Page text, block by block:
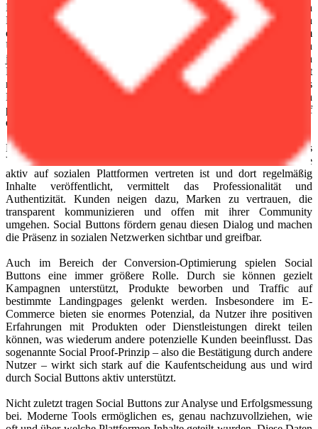
Ein großer Vorteil von Social Buttons liegt in ihrer unkomplizierten
Nutzung. Besucher einer Website müssen keine URLs kopieren
oder separate Apps öffnen, um Inhalte zu teilen oder einem
Unternehmen zu folgen. Stattdessen genügt ein Klick auf den
jeweiligen Button, um beispielsweise einen interessanten
Blogbeitrag mit dem eigenen Netzwerk zu teilen. Das fördert nicht
nur die Reichweite, sondern kann auch die Interaktionsrate und das
Engagement steigern. Inhalte, die oft geteilt werden, erzeugen ein
positives Signal für Suchmaschinen, was sich wiederum positiv auf
das Ranking auswirken kann.
Darüber hinaus stärken Social Buttons die Markenbindung und das
Vertrauen der Nutzer. Wenn Besucher sehen, dass eine Website
aktiv auf sozialen Plattformen vertreten ist und dort regelmäßig
Inhalte veröffentlicht, vermittelt das Professionalität und
Authentizität. Kunden neigen dazu, Marken zu vertrauen, die
transparent kommunizieren und offen mit ihrer Community
umgehen. Social Buttons fördern genau diesen Dialog und machen
die Präsenz in sozialen Netzwerken sichtbar und greifbar.
Auch im Bereich der Conversion-Optimierung spielen Social
Buttons eine immer größere Rolle. Durch sie können gezielt
Kampagnen unterstützt, Produkte beworben und Traffic auf
bestimmte Landingpages gelenkt werden. Insbesondere im E-
Commerce bieten sie enormes Potenzial, da Nutzer ihre positiven
Erfahrungen mit Produkten oder Dienstleistungen direkt teilen
können, was wiederum andere potenzielle Kunden beeinflusst. Das
sogenannte Social Proof-Prinzip – also die Bestätigung durch andere
Nutzer – wirkt sich stark auf die Kaufentscheidung aus und wird
durch Social Buttons aktiv unterstützt.
Nicht zuletzt tragen Social Buttons zur Analyse und Erfolgsmessung
bei. Moderne Tools ermöglichen es, genau nachzuvollziehen, wie